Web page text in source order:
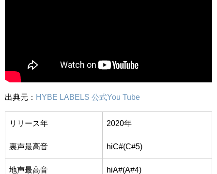
出典元： HYBE LABELS 公式You Tube
リリース年 2020年
裏声最高音 hiC#(C#5)
地声最高音 hiA#(A#4)